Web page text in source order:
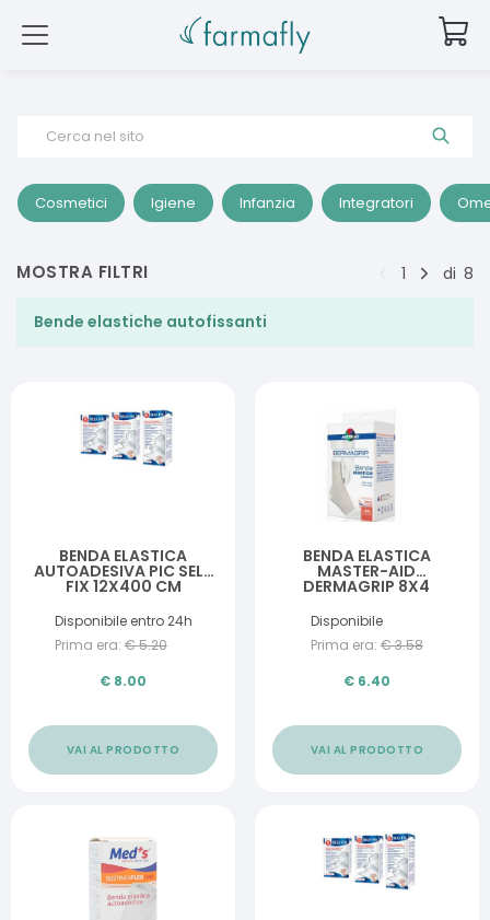
Cerca nel sito
Cosmetici Igiene Infanzia Integratori
MOSTRA FILTRI 1 di 8
Bende elastiche autofissanti
BENDA ELASTICA
AUTOADESIVA PIC SELF
FIX 12X400 CM
Disponibile entro 24h
Prima era: €5.20
€ 8.00
VAI AL PRODOTTO
BENDA ELASTICA
MASTER-AID
DERMAGRIP 8X4
Disponibile
Prima era: €3.58
€ 6.40
VAI AL PRODOTTO